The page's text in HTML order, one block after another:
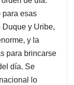
para esas
y Uribe,
y la
para brincarse
día. Se
lo